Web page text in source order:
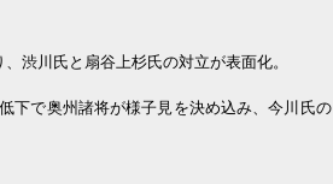
渋川氏と扇谷上杉氏の対立が表面化。
で奥州諸将が様子見を決め込み、今川氏の